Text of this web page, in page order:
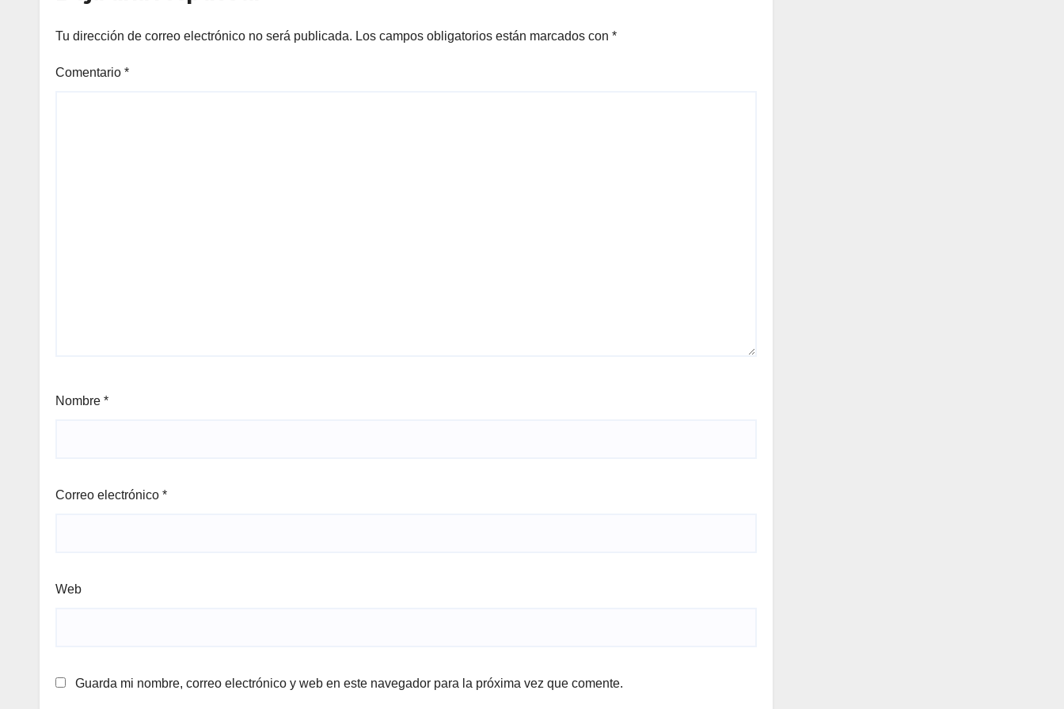
Tu dirección de correo electrónico no será publicada. Los campos obligatorios están marcados con *
Comentario *
Nombre *
Correo electrónico *
Web
Guarda mi nombre, correo electrónico y web en este navegador para la próxima vez que comente.